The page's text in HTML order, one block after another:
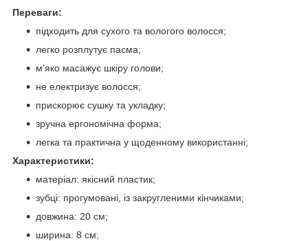
Переваги:
підходить для сухого та вологого волосся;
легко розплутує пасма;
м’яко масажує шкіру голови;
не електризує волосся;
прискорює сушку та укладку;
зручна ергономічна форма;
легка та практична у щоденному використанні;
Характеристики:
матеріал: якісний пластик;
зубці: прогумовані, із закругленими кінчиками;
довжина: 20 см;
ширина: 8 см;